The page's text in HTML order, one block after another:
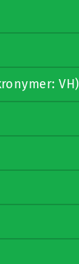
VH)